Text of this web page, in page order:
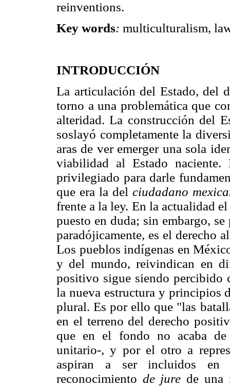
reinventions.
Key words: multiculturalism,
INTRODUCCIÓN
La articulación del Estado, del
torno a una problemática que
alteridad. La construcción del
soslayó completamente la
aras de ver emerger una sola
viabilidad al Estado
privilegiado para darle
que era la del ciudadano
frente a la ley. En la actualidad
puesto en duda; sin embargo,
paradójicamente, es el derecho
Los pueblos indígenas en
y del mundo, reivindican en
positivo sigue siendo percibido
la nueva estructura y principios
plural. Es por ello que "las
en el terreno del derecho
que en el fondo no acaba de
unitario-, y por el otro a
aspiran a ser incluidos en
reconocimiento de jure de una